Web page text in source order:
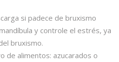
si padece de bruxismo
y controle el estrés, ya
bruxismo.
de alimentos: azucarados o